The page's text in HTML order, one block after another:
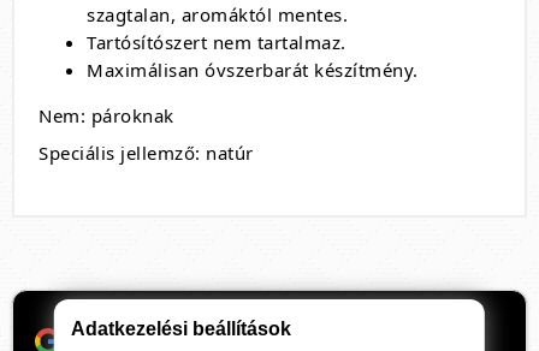
szagtalan, aromáktól mentes.
Tartósítószert nem tartalmaz.
Maximálisan óvszerbarát készítmény.
Nem: pároknak
Speciális jellemző: natúr
Ha támogatnád a munkánkat, itt tudod
Adatkezelési beállítások